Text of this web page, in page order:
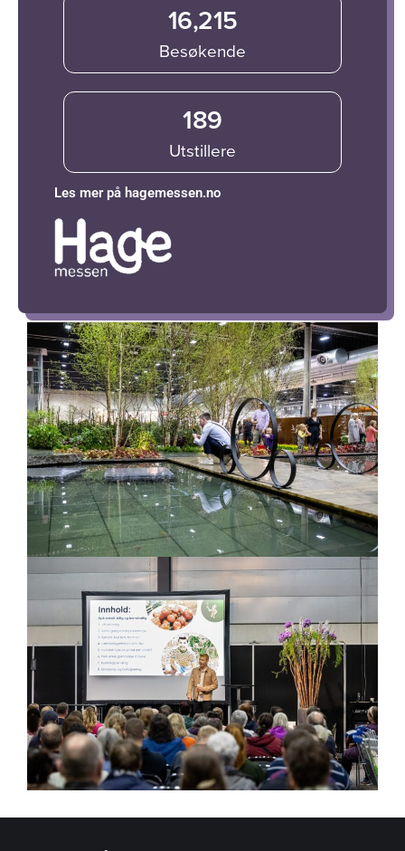
Besøkende
16,215
Utstillere
189
Les mer på hagemessen.no